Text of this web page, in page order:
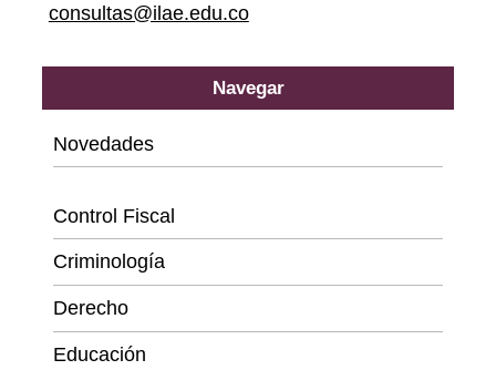
consultas@ilae.edu.co
Navegar
Novedades
Control Fiscal
Criminología
Derecho
Educación